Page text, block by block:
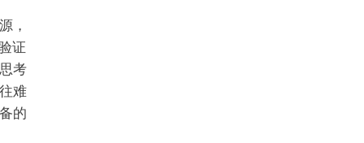
，
证
考
难
的